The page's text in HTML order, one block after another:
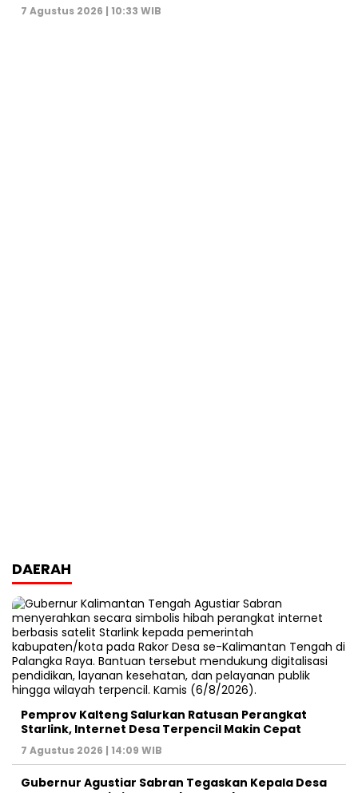
7 Agustus 2026 | 10:33 WIB
DAERAH
Pemprov Kalteng Salurkan Ratusan Perangkat
Starlink, Internet Desa Terpencil Makin Cepat
7 Agustus 2026 | 14:09 WIB
Gubernur Agustiar Sabran Tegaskan Kepala Desa